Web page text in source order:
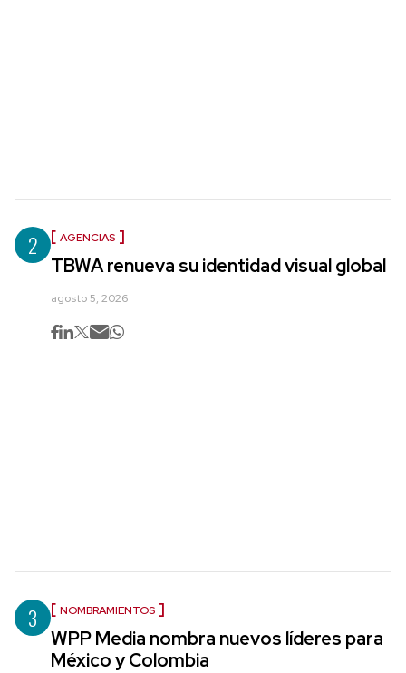
2 AGENCIAS
TBWA renueva su identidad visual global
agosto 5, 2026
3 NOMBRAMIENTOS
WPP Media nombra nuevos líderes para
México y Colombia